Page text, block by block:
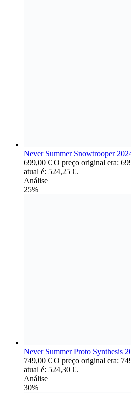
Never Summer Snowtrooper
699,00€ O preço original era:
atual é: 524,25 €.
Análise
25%
Never Summer Proto Synthesis
749,00€ O preço original era:
atual é: 524,30 €.
Análise
30%